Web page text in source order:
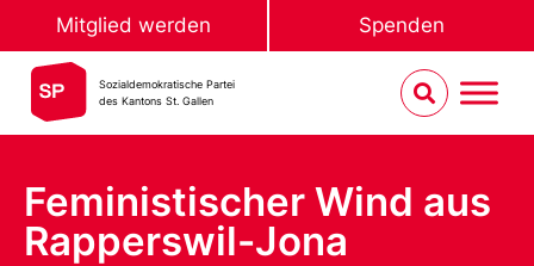
Mitglied werden Spenden
Sozialdemokratische Partei
des Kantons St. Gallen
Feministischer Wind aus
Rapperswil-Jona